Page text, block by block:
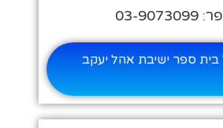
ספר ישיבת אהל יעקב